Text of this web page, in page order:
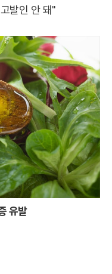
발인 안 돼"
유발